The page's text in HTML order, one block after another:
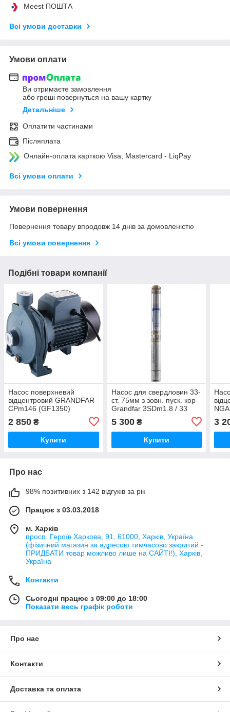
Meest ПОШТА
Всі умови доставки
Умови оплати
Ви отримаєте замовлення
або гроші повернуться на вашу картку
Детальніше
Оплатити частинами
Післяплата
Онлайн-оплата карткою Visa, Mastercard - LiqPay
Всі умови оплати
Умови повернення
Повернення товару впродовж 14 днів за домовленістю
Всі умови повернення
Подібні товари компанії
Насос поверхневий
відцентровий GRANDFAR
CPm146 (GF1350)
2 850 ₴
Купити
Насос для свердловин 33-
ст. 75мм з зовн. пуск. кор
Grandfar 3SDm1.8 / 33
5 300₴
Купити
3
Про нас
98% позитивних з 142 відгуків за рік
Працює з 03.03.2018
м. Харків
просп. Героїв Харкова, 91, 61000, Харків, Україна
(фізичний магазин за адресою тимчасово закритий -
ПРИДБАТИ товар можливо лише на САЙТІ!), Харків,
Україна
Контакти
Сьогодні працює з 09:00 до 18:00
Показати весь графік роботи
Про нас
Контакти
Доставка та оплата